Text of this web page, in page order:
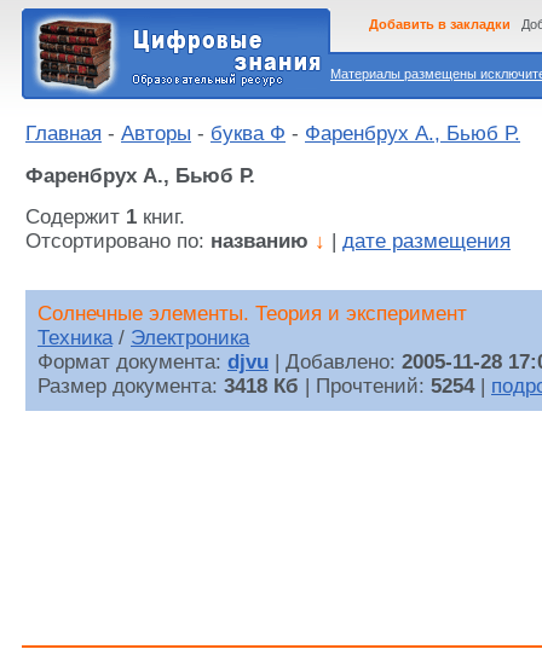
Материалы размещены
Добавить в закладки
Главная - Авторы - буква Ф - Фаренбрух А., Бьюб Р.
Фаренбрух А., Бьюб Р.
Содержит 1 книг.
Отсортировано по: названию ↓ дате размещения
Солнечные элементы. Теория и эксперимент
Техника/ Электроника
Формат документа: djvu | Добавлено: 2005-11-28
Размер документа: 3418 Кб | Прочтений: 5254|